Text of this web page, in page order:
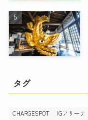
タグ
CHARGESPOT IGアリーナ